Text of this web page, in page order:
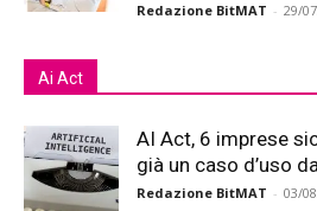
Redazione BitMAT - 29/
Ai Act
AI Act, 6 imprese
già un caso d’uso
Redazione BitMAT - 03/